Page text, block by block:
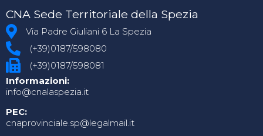
CNA Sede Territoriale della Spezia
Via Padre Giuliani 6 La Spezia
(+39)0187/598080
(+39)0187/598081
Informazioni:
info@cnalaspezia.it
PEC:
cnaprovinciale.sp@legalmail.it